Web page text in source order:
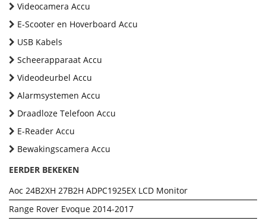
Videocamera Accu
E-Scooter en Hoverboard Accu
USB Kabels
Scheerapparaat Accu
Videodeurbel Accu
Alarmsystemen Accu
Draadloze Telefoon Accu
E-Reader Accu
Bewakingscamera Accu
EERDER BEKEKEN
Aoc 24B2XH 27B2H ADPC1925EX LCD Monitor
Range Rover Evoque 2014-2017